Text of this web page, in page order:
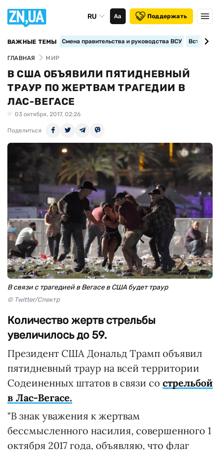
RU Аа Поддержать
ВАЖНЫЕ ТЕМЫ Смена правительства и руководства ВСУ
ГЛАВНАЯ МИР
В США ОБЪЯВИЛИ ПЯТИДНЕВНЫЙ
ТРАУР ПО ЖЕРТВАМ ТРАГЕДИИ В
ЛАС-ВЕГАСЕ
03 октября, 2017, 02:26
Поделиться
В связи с трагедией в Вегасе в США будет траур
© Twitter/Спектр
Количество жертв стрельбы
увеличилось до 59.
Президент США Дональд Трамп объявил
пятидневный траур на всей территории
Содеиненных штатов в связи со стрельбой
в Лас-Вегасе.
"В знак уважения к жертвам
бессмысленного насилия, совершенного 1
октября 2017 года, объявляю, что флаг